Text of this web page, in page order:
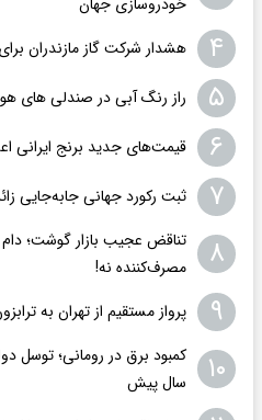
۴ هشدار شرکت گاز مازندران
۵ راز رنگ آبی در صندلی های
۶ قیمت‌های جدید برنج ایرانی
۷ ثبت رکورد جهانی جابه‌جایی
۸
مصرف‌کننده نه!
۹ پرواز مستقیم از تهران به
۱۰
سال پیش